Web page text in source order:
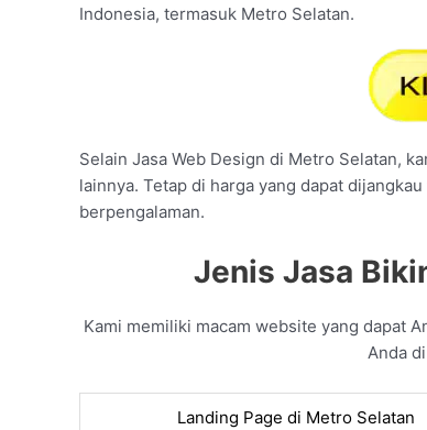
Indonesia, termasuk Metro Selatan.
Selain Jasa Web Design di Metro Selatan,
lainnya. Tetap di harga yang dapat
berpengalaman.
Jenis Jasa
Kami memiliki macam website yang dapat
Anda
Landing Page di Metro Selatan